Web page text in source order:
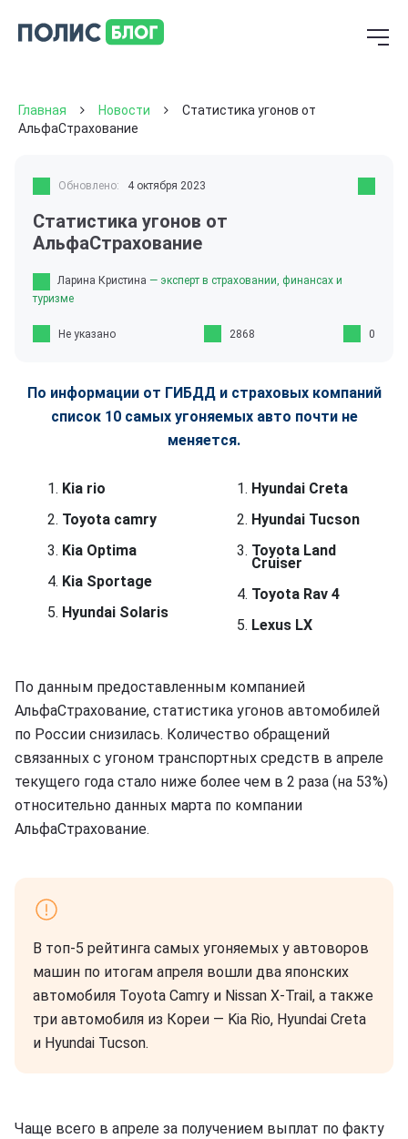
Главная Новости
Статистика угонов от
АльфаСтрахование
Обновлено: 4 октября 2023
Статистика угонов от
АльфаСтрахование
Ларина Кристина — эксперт в страховании, финансах и
туризме
Не указано 2868 0
По информации от ГИБДД и страховых компаний
список 10 самых угоняемых авто почти не
меняется.
Kia rio
Toyota camry
Kia Optima
Kia Sportage
Hyundai Solaris
Hyundai Creta
Hyundai Tucson
Toyota Land
Cruiser
Toyota Rav 4
Lexus LX
По данным предоставленным компанией
АльфаСтрахование, статистика угонов автомобилей
по России снизилась. Количество обращений
связанных с угоном транспортных средств в апреле
текущего года стало ниже более чем в 2 раза (на 53%)
относительно данных марта по компании
АльфаСтрахование.
В топ-5 рейтинга самых угоняемых у автоворов
машин по итогам апреля вошли два японских
автомобиля Toyota Camry и Nissan X-Trail, а также
три автомобиля из Кореи — Kia Rio, Hyundai Creta
и Hyundai Tucson.
Чаще всего в апреле за получением выплат по факту